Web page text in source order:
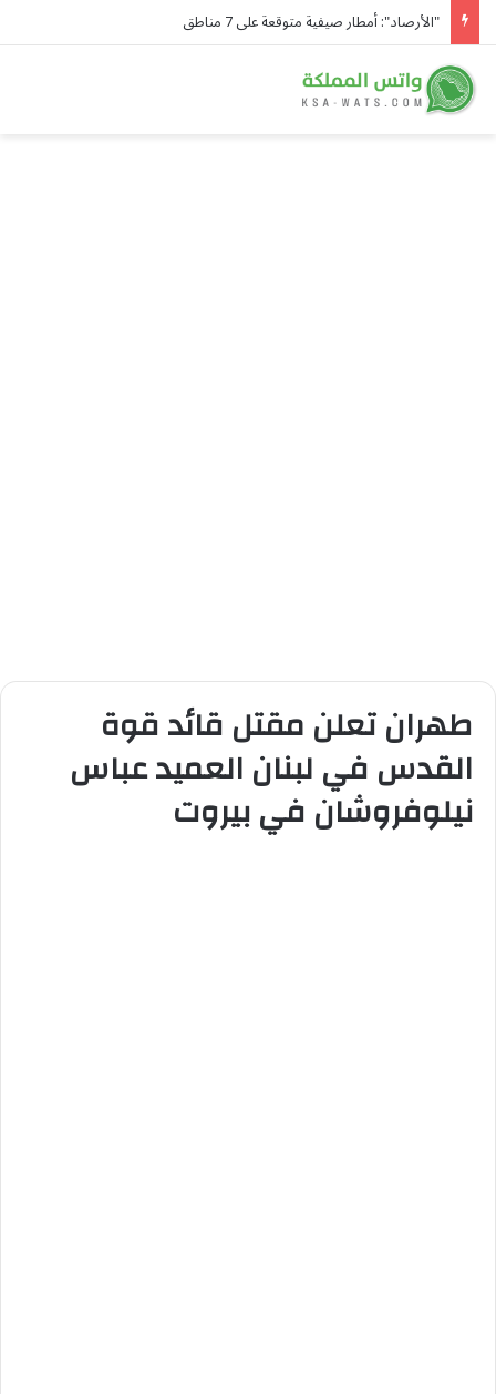
"الأرصاد": أمطار صيفية متوقعة على 7 مناطق
طهران تعلن مقتل قائد قوة
القدس في لبنان العميد عباس
نيلوفروشان في بيروت